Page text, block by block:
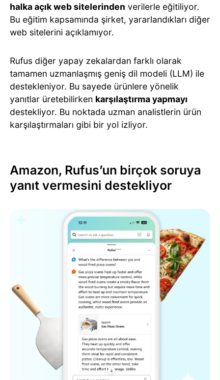
halka açık web sitelerinden verilerle eğitiliyor.
Bu eğitim kapsamında şirket, yararlandıkları diğer
web sitelerini açıklamıyor.
Rufus diğer yapay zekalardan farklı olarak
tamamen uzmanlaşmış geniş dil modeli (LLM) ile
destekleniyor. Bu sayede ürünlere yönelik
yanıtlar üretebilirken karşılaştırma yapmayı
destekliyor. Bu noktada uzman analistlerin ürün
karşılaştırmaları gibi bir yol izliyor.
Amazon, Rufus’un birçok soruya
yanıt vermesini destekliyor